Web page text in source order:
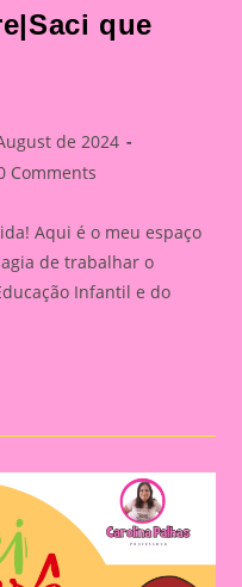
que
de 2024
Comments
Aqui é o meu espaço
de trabalhar o
Infantil e do